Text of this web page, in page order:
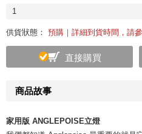
商品故事
家用版 ANGLEPOISE立燈
1
供貨狀態： 預購｜詳細到貨時間，請
直接購買